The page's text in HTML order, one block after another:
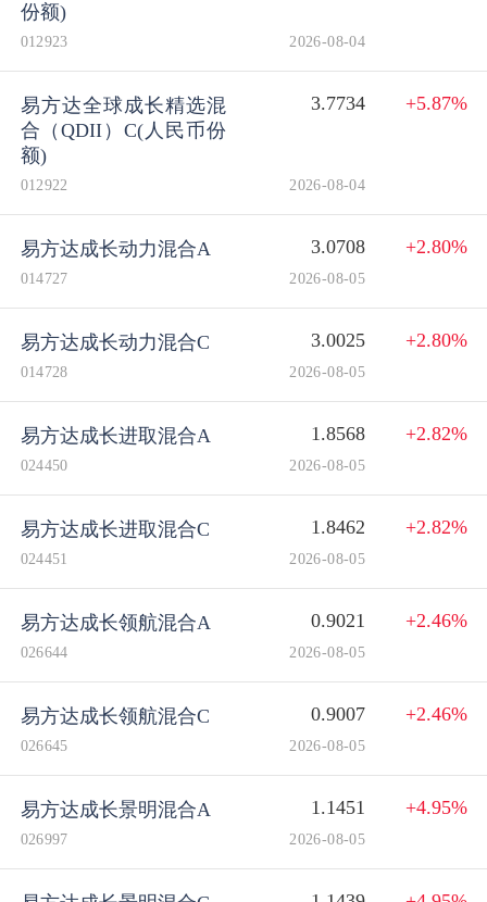
份额)
012923 2026-08-04
易方达全球成长精选混
合（QDII）C(人民币份
额)
3.7734 +5.87%
012922 2026-08-04
易方达成长动力混合A 3.0708 +2.80%
014727 2026-08-05
易方达成长动力混合C 3.0025 +2.80%
014728 2026-08-05
易方达成长进取混合A 1.8568 +2.82%
024450 2026-08-05
易方达成长进取混合C 1.8462 +2.82%
024451 2026-08-05
易方达成长领航混合A 0.9021 +2.46%
026644 2026-08-05
易方达成长领航混合C 0.9007 +2.46%
026645 2026-08-05
易方达成长景明混合A 1.1451 +4.95%
026997 2026-08-05